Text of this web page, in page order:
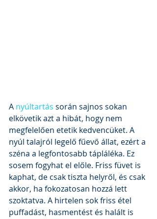
A nyúltartás során sajnos sokan
elkövetik azt a hibát, hogy nem
megfelelően etetik kedvencüket. A
nyúl talajról legelő fűevő állat, ezért a
széna a legfontosabb tápláléka. Ez
sosem fogyhat el előle. Friss füvet is
kaphat, de csak tiszta helyről, és csak
akkor, ha fokozatosan hozzá lett
szoktatva. A hirtelen sok friss étel
puffadást, hasmentést és halált is